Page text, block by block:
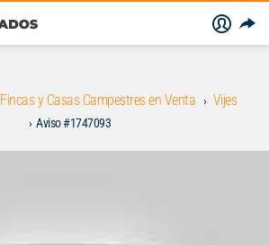
Fincas y Casas Campestres en Venta Vijes
Aviso #1747093